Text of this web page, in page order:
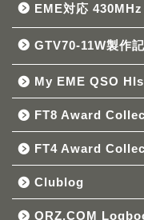
EME対応
GTV70-11W製作記
My EME QSO
FT8 Award
FT4 Award
Clublog
QRZ.COM